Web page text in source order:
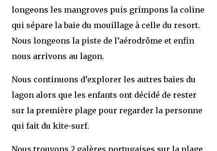
longeons les mangroves puis grimpons la coline
qui sépare la baie du mouillage à celle du resort.
Nous longeons la piste de l’aérodrôme et enfin
nous arrivons au lagon.
Nous continuons d’explorer les autres baies du
lagon alors que les enfants ont décidé de rester
sur la première plage pour regarder la personne
qui fait du kite-surf.
Nous trouvons 2 galères portugaises sur la plage,